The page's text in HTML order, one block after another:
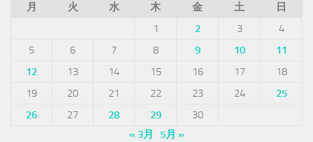
月
火 水 木 金 土
日
1
2 3
4
5
6 7 8 9 10
11
12
13 14 15 16 17
18
19
20 21 22 23 24
25
26
27 28 29
30
« 3月
5月 »